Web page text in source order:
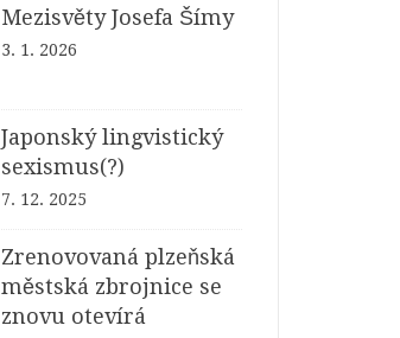
Mezisvěty Josefa Šímy
3. 1. 2026
Japonský lingvistický
sexismus(?)
7. 12. 2025
Zrenovovaná plzeňská
městská zbrojnice se
znovu otevírá